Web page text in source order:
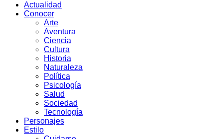
Actualidad
Conocer
Arte
Aventura
Ciencia
Cultura
Historia
Naturaleza
Política
Psicología
Salud
Sociedad
Tecnología
Personajes
Estilo